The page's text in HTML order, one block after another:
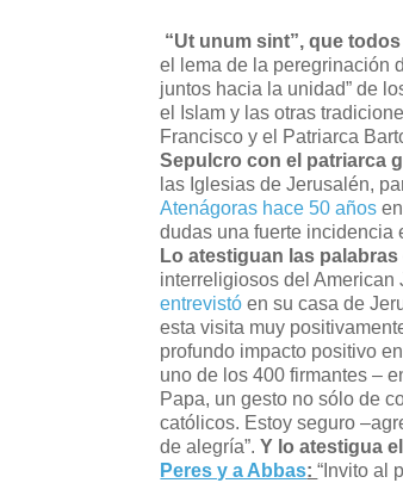
“Ut unum sint”, que
el lema de la peregrinación
juntos hacia la unidad” de
el Islam y las otras
Francisco y el Patriarca
Sepulcro con el patriarca
las Iglesias de Jerusalén,
Atenágoras hace 50 años
dudas una fuerte incidencia
Lo atestiguan las
interreligiosos del
entrevistó en su casa de
esta visita muy
profundo impacto positivo
uno de los 400 firmantes –
Papa, un gesto no sólo de
católicos. Estoy seguro
de alegría”.Y lo atestigua
Peres y a Abbas:“Invito al